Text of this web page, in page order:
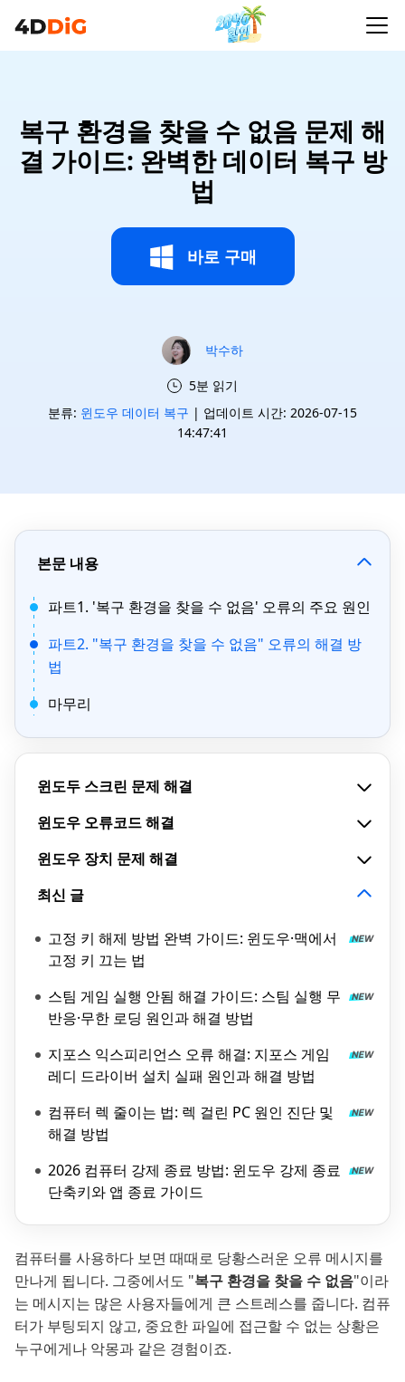
복구 환경을 찾을 수 없음 문제 해
결 가이드: 완벽한 데이터 복구 방
법
바로 구매
박수하
5분 읽기
분류: 윈도우 데이터 복구 | 업데이트 시간: 2026-07-15
14:47:41
본문 내용
파트1. '복구 환경을 찾을 수 없음' 오류의 주요 원인
파트2. "복구 환경을 찾을 수 없음" 오류의 해결 방
법
마무리
윈도두 스크린 문제 해결
윈도우 오류코드 해결
윈도우 장치 문제 해결
최신 글
고정 키 해제 방법 완벽 가이드: 윈도우·맥에서
고정 키 끄는 법
스팀 게임 실행 안됨 해결 가이드: 스팀 실행 무
반응·무한 로딩 원인과 해결 방법
지포스 익스피리언스 오류 해결: 지포스 게임
레디 드라이버 설치 실패 원인과 해결 방법
컴퓨터 렉 줄이는 법: 렉 걸린 PC 원인 진단 및
해결 방법
2026 컴퓨터 강제 종료 방법: 윈도우 강제 종료
단축키와 앱 종료 가이드
컴퓨터를 사용하다 보면 때때로 당황스러운 오류 메시지를
만나게 됩니다. 그중에서도 "복구 환경을 찾을 수 없음"이라
는 메시지는 많은 사용자들에게 큰 스트레스를 줍니다. 컴퓨
터가 부팅되지 않고, 중요한 파일에 접근할 수 없는 상황은
누구에게나 악몽과 같은 경험이죠.